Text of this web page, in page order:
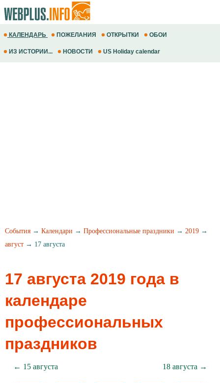
КАЛЕНДАРЬ ПОЖЕЛАНИЯ ОТКРЫТКИ ОБОИ
ИЗ ИСТОРИИ... НОВОСТИ US Holiday calendar
События → Календари → Профессиональные праздники → 2019 →
август → 17 августа
17 августа 2019 года в
календаре
профессиональных
праздников
← 15 августа 18 августа →